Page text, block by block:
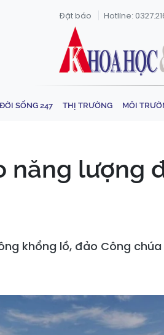
Đặt báo Hotline:
ĐỜI SỐNG 247 THỊ TRƯỜNG MÔI
năng lượng
khổng lồ, đảo Công